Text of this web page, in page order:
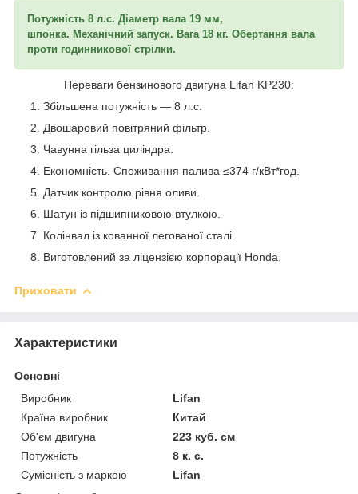
Потужність 8 л.с. Діаметр вала 19 мм,
шпонка. Механічний запуск. Вага 18 кг. Обертання вала
проти годинникової стрілки.
Переваги бензинового двигуна Lifan KP230:
Збільшена потужність — 8 л.с.
Двошаровий повітряний фільтр.
Чавунна гільза циліндра.
Економність. Споживання палива ≤374 г/кВт*год.
Датчик контролю рівня оливи.
Шатун із підшипниковою втулкою.
Колінвал із кованної легованої сталі.
Виготовлений за ліцензією корпорації Honda.
Приховати
Характеристики
Основні
Виробник
Lifan
Країна виробник
Китай
Об'єм двигуна
223 куб. см
Потужність
8 к. с.
Сумісність з маркою
Lifan